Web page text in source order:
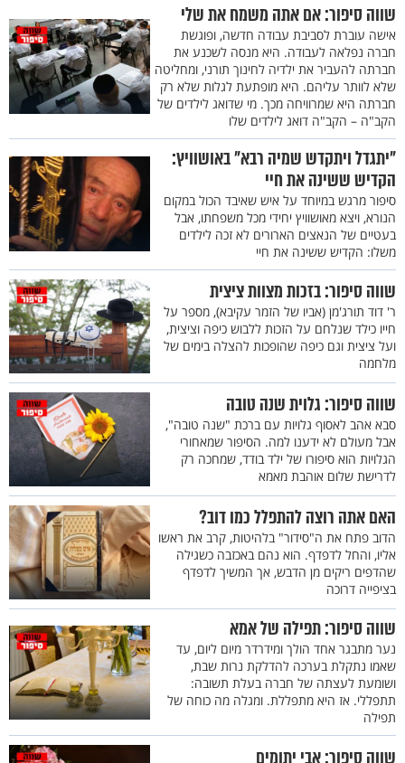
שווה סיפור: אם אתה משמח את שלי
אישה עוברת לסביבת עבודה חדשה, ופוגשת
חברה נפלאה לעבודה. היא מנסה לשכנע את
חברתה להעביר את ילדיה לחינוך תורני, ומחליטה
שלא לוותר עליהם. היא מופתעת לגלות שלא רק
חברתה היא שמרוויחה מכך. מי שדואג לילדים של
הקב"ה – הקב"ה דואג לילדים שלו
"יתגדל ויתקדש שמיה רבא" באושוויץ:
הקדיש ששינה את חיי
סיפור מרגש במיוחד על איש שאיבד הכול במקום
הנורא, ויצא מאושוויץ יחידי מכל משפחתו, אבל
בעטיים של הנאצים הארורים לא זכה לילדים
משלו: הקדיש ששינה את חיי
שווה סיפור: בזכות מצוות ציצית
ר' דוד תורג'מן (אביו של הזמר עקיבא), מספר על
חייו כילד שנלחם על הזכות ללבוש כיפה וציצית,
ועל ציצית וגם כיפה שהופכות להצלה בימים של
מלחמה
שווה סיפור: גלוית שנה טובה
סבא אהב לאסוף גלויות עם ברכת "שנה טובה",
אבל מעולם לא ידענו למה. הסיפור שמאחורי
הגלויות הוא סיפורו של ילד בודד, שמחכה רק
לדרישת שלום אוהבת מאמא
האם אתה רוצה להתפלל כמו דוב?
הדוב פתח את ה"סידור" בלהיטות, קרב את ראשו
אליו, והחל לדפדף. הוא נהם באכזבה כשגילה
שהדפים ריקים מן הדבש, אך המשיך לדפדף
בציפייה דרוכה
שווה סיפור: תפילה של אמא
נער מתבגר אחד הולך ומידרדר מיום ליום, עד
שאמו נתקלת בערכה להדלקת נרות שבת,
ושומעת לעצתה של חברה בעלת תשובה:
תתפללי. אז היא מתפללת. ומגלה מה כוחה של
תפילה
שווה סיפור: אבי יתומים